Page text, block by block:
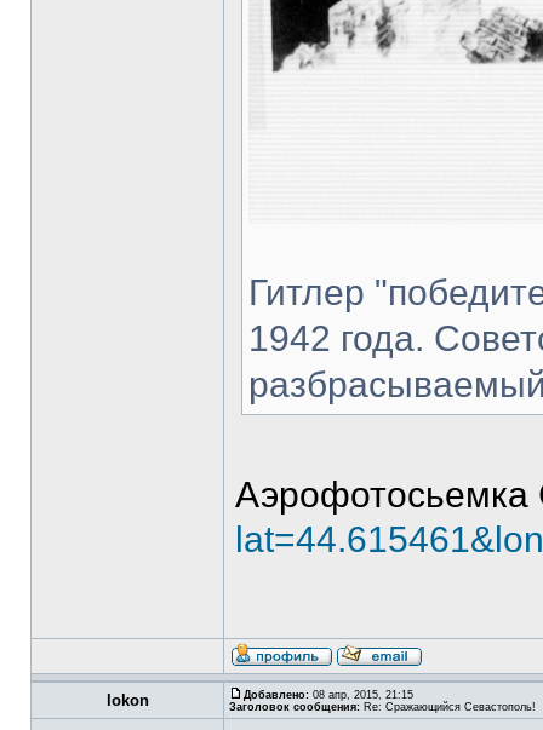
Гитлер
1942 года.
Аэрофотосьемка
lokon Добавлено: 08 апр, 2015, 21:15
Заголовок сообщения: Re: Сражающийся Севастополь!